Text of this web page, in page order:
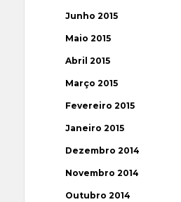
Junho 2015
Maio 2015
Abril 2015
Março 2015
Fevereiro 2015
Janeiro 2015
Dezembro 2014
Novembro 2014
Outubro 2014